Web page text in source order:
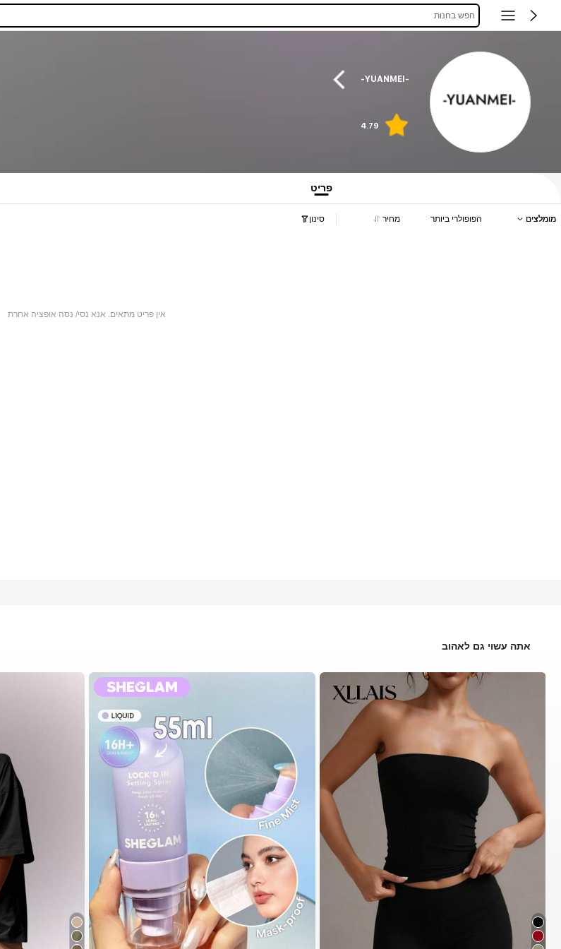
חפש בחנות
-YUANMEI-
4.79
פריט
מומלצים הפופולרי ביותר מחיר סינון
אין פריט מתאים. אנא נסי/ נסה אופציה אחרת
אתה עשוי גם לאהוב